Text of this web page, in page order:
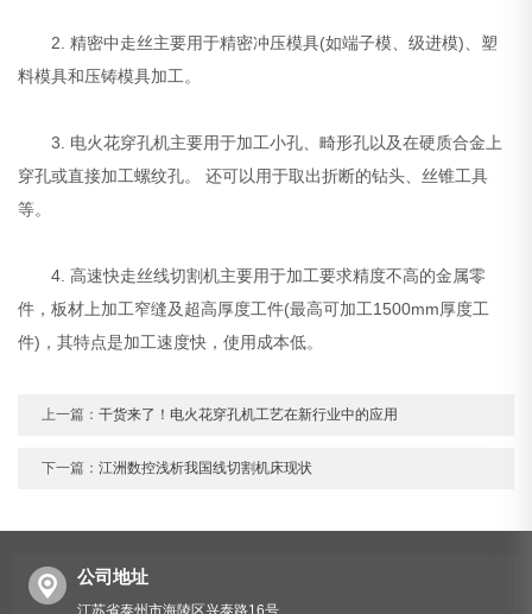
2. 精密中走丝主要用于精密冲压模具(如端子模、级进模)、塑
料模具和压铸模具加工。
3. 电火花穿孔机主要用于加工小孔、畸形孔以及在硬质合金上
穿孔或直接加工螺纹孔。 还可以用于取出折断的钻头、丝锥工具
等。
4. 高速快走丝线切割机主要用于加工要求精度不高的金属零
件，板材上加工窄缝及超高厚度工件(最高可加工1500mm厚度工
件)，其特点是加工速度快，使用成本低。
上一篇：干货来了！电火花穿孔机工艺在新行业中的应用
下一篇：江洲数控浅析我国线切割机床现状
公司地址
江苏省泰州市海陵区兴泰路16号